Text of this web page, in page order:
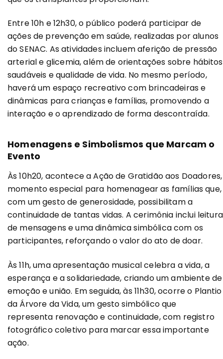
Entre 10h e 12h30, o público poderá participar de
ações de prevenção em saúde, realizadas por alunos
do SENAC. As atividades incluem aferição de pressão
arterial e glicemia, além de orientações sobre hábitos
saudáveis e qualidade de vida. No mesmo período,
haverá um espaço recreativo com brincadeiras e
dinâmicas para crianças e famílias, promovendo a
interação e o aprendizado de forma descontraída.
Homenagens e Simbolismos que Marcam o
Evento
Às 10h20, acontece a Ação de Gratidão aos Doadores,
momento especial para homenagear as famílias que,
com um gesto de generosidade, possibilitam a
continuidade de tantas vidas. A cerimônia inclui leitura
de mensagens e uma dinâmica simbólica com os
participantes, reforçando o valor do ato de doar.
Às 11h, uma apresentação musical celebra a vida, a
esperança e a solidariedade, criando um ambiente de
emoção e união. Em seguida, às 11h30, ocorre o Plantio
da Árvore da Vida, um gesto simbólico que
representa renovação e continuidade, com registro
fotográfico coletivo para marcar essa importante
ação.